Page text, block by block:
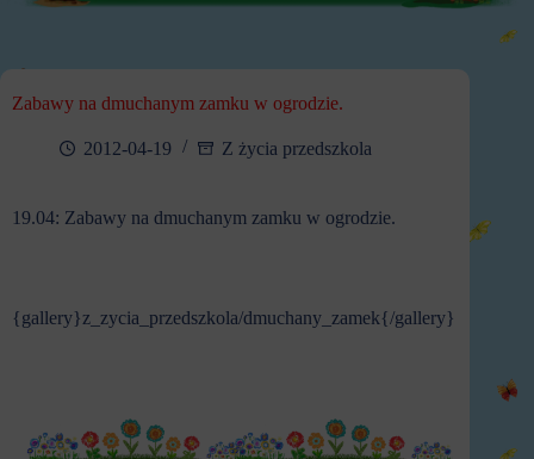
Zabawy na dmuchanym zamku w ogrodzie.
2012-04-19 Z życia przedszkola
19.04: Zabawy na dmuchanym zamku w ogrodzie.
{gallery}z_zycia_przedszkola/dmuchany_zamek{/gallery}